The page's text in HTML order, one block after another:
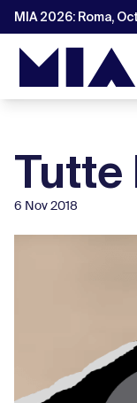
MIA 2026: Roma,
Tutte
6 Nov 2018